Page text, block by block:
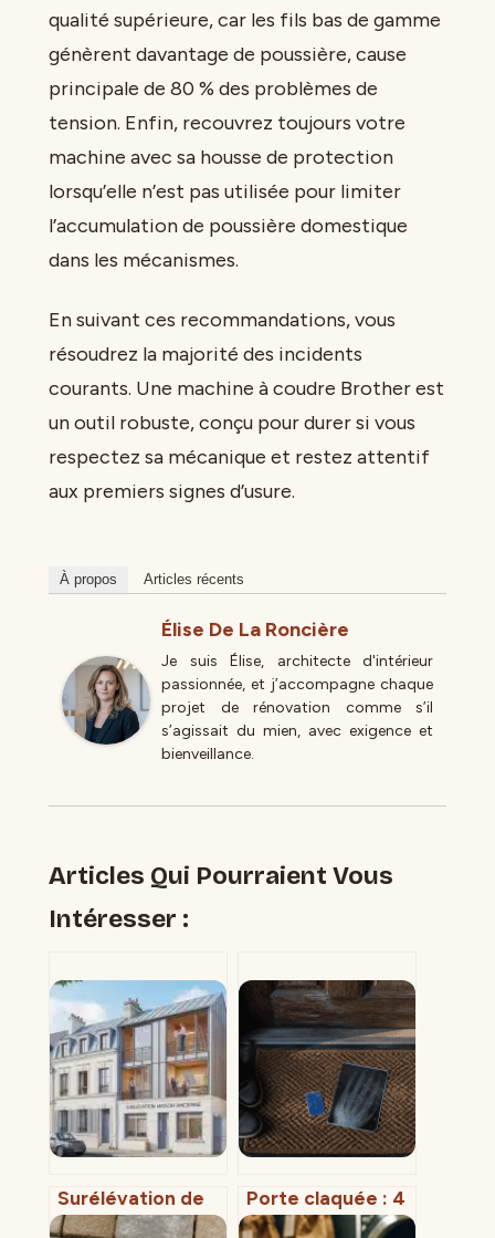
qualité supérieure, car les fils bas de gamme
génèrent davantage de poussière, cause
principale de 80 % des problèmes de
tension. Enfin, recouvrez toujours votre
machine avec sa housse de protection
lorsqu’elle n’est pas utilisée pour limiter
l’accumulation de poussière domestique
dans les mécanismes.
En suivant ces recommandations, vous
résoudrez la majorité des incidents
courants. Une machine à coudre Brother est
un outil robuste, conçu pour durer si vous
respectez sa mécanique et restez attentif
aux premiers signes d’usure.
À propos Articles récents
Élise De La Roncière
Je suis Élise, architecte d'intérieur
passionnée, et j’accompagne chaque
projet de rénovation comme s’il
s’agissait du mien, avec exigence et
bienveillance.
Articles Qui Pourraient Vous
Intéresser :
Surélévation de
maison ancienne :
Porte claquée : 4
techniques